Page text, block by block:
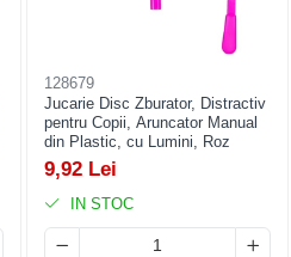
128679
Jucarie Disc Zburator, Distractiv
pentru Copii, Aruncator Manual
din Plastic, cu Lumini, Roz
9,92 Lei
IN STOC